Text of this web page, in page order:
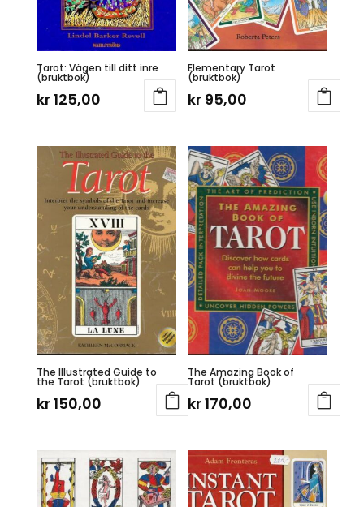
Tarot: Vägen till ditt inre
(bruktbok)
kr125,00
Elementary Tarot
(bruktbok)
kr 95,00
The Illustrated Guide to
the Tarot (bruktbok)
kr150,00
The Amazing Book of
Tarot (bruktbok)
kr170,00